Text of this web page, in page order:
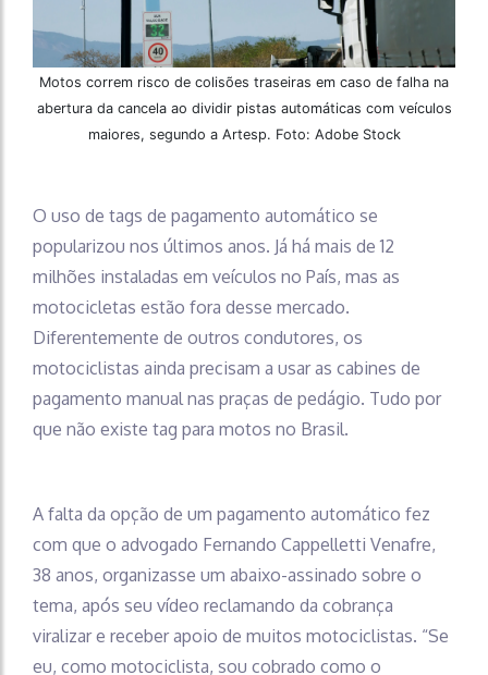
Motos correm risco de colisões traseiras em caso de falha na
abertura da cancela ao dividir pistas automáticas com veículos
maiores, segundo a Artesp. Foto: Adobe Stock
O uso de tags de pagamento automático se
popularizou nos últimos anos. Já há mais de 12
milhões instaladas em veículos no País, mas as
motocicletas estão fora desse mercado.
Diferentemente de outros condutores, os
motociclistas ainda precisam a usar as cabines de
pagamento manual nas praças de pedágio. Tudo por
que não existe tag para motos no Brasil.
A falta da opção de um pagamento automático fez
com que o advogado Fernando Cappelletti Venafre,
38 anos, organizasse um abaixo-assinado sobre o
tema, após seu vídeo reclamando da cobrança
viralizar e receber apoio de muitos motociclistas. “Se
eu, como motociclista, sou cobrado como o